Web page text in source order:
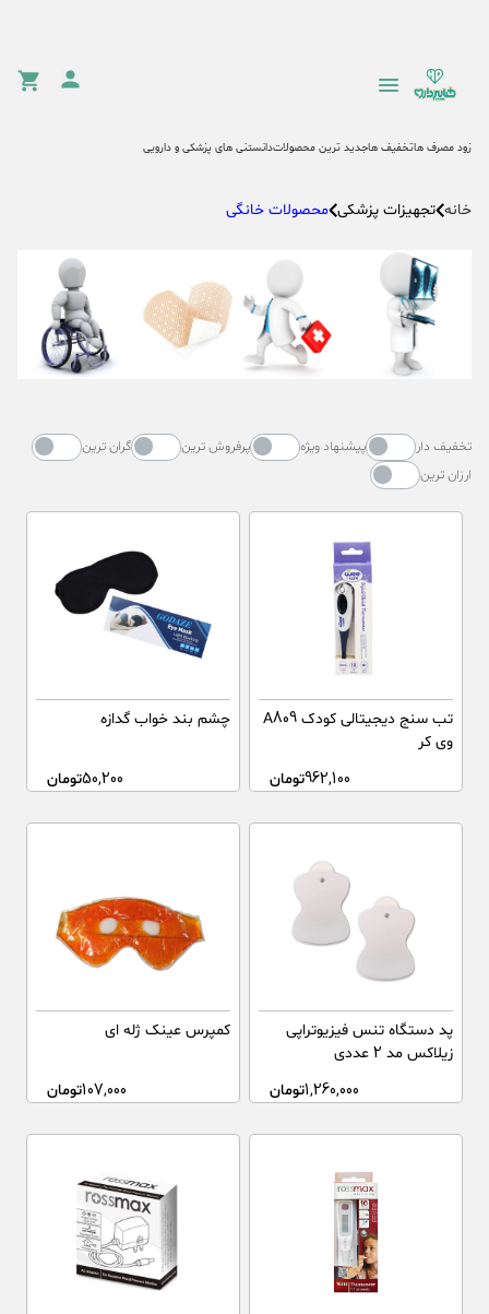
زود مصرف هاتخفیف هاجدید ترین محصولاتدانستنی های پزشکی و دارویی
خانه تجهیزات پزشکی محصولات خانگی
تخفیف دار پیشنهاد ویژه پرفروش ترین
گران ترین
ارزان ترین
تب سنج دیجیتالی کودک A809
وی کر
962,100تومان
چشم بند خواب گدازه
50,200تومان
پد دستگاه تنس فیزیوتراپی
زیلاکس مد 2 عددی
1,260,000تومان
کمپرس عینک ژله ای
107,000تومان